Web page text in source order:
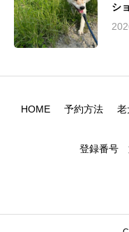
シ
HOME 予約方法 老
登録番号